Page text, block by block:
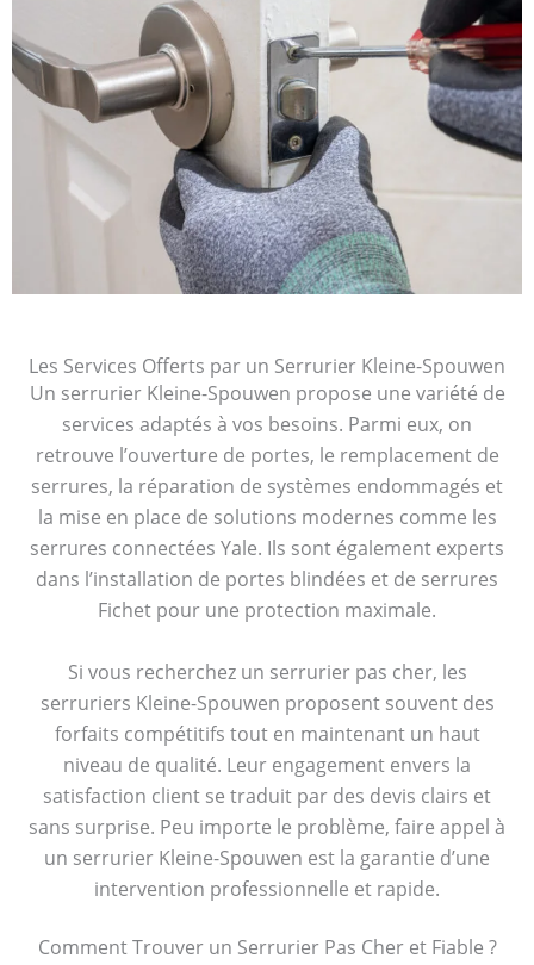
Les Services Offerts par un Serrurier Kleine-Spouwen
Un serrurier Kleine-Spouwen propose une variété de
services adaptés à vos besoins. Parmi eux, on
retrouve l’ouverture de portes, le remplacement de
serrures, la réparation de systèmes endommagés et
la mise en place de solutions modernes comme les
serrures connectées Yale. Ils sont également experts
dans l’installation de portes blindées et de serrures
Fichet pour une protection maximale.
Si vous recherchez un serrurier pas cher, les
serruriers Kleine-Spouwen proposent souvent des
forfaits compétitifs tout en maintenant un haut
niveau de qualité. Leur engagement envers la
satisfaction client se traduit par des devis clairs et
sans surprise. Peu importe le problème, faire appel à
un serrurier Kleine-Spouwen est la garantie d’une
intervention professionnelle et rapide.
Comment Trouver un Serrurier Pas Cher et Fiable ?